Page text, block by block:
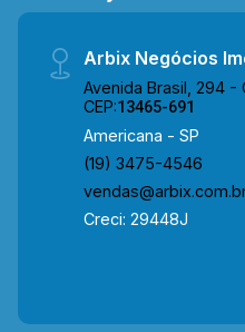
Arbix Negócios
Avenida Brasil, 294 -
CEP:13465-691
Americana - SP
(19) 3475-4546
Creci: 29448J